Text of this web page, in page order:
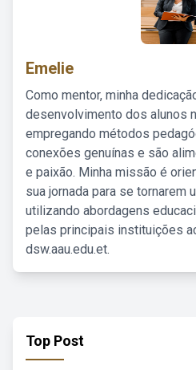
Emelie
Como mentor, minha
desenvolvimento dos alunos
empregando métodos
conexões genuínas e são
e paixão. Minha missão é
sua jornada para se tornarem
utilizando abordagens
pelas principais instituições
dsw.aau.edu.et.
Top Post